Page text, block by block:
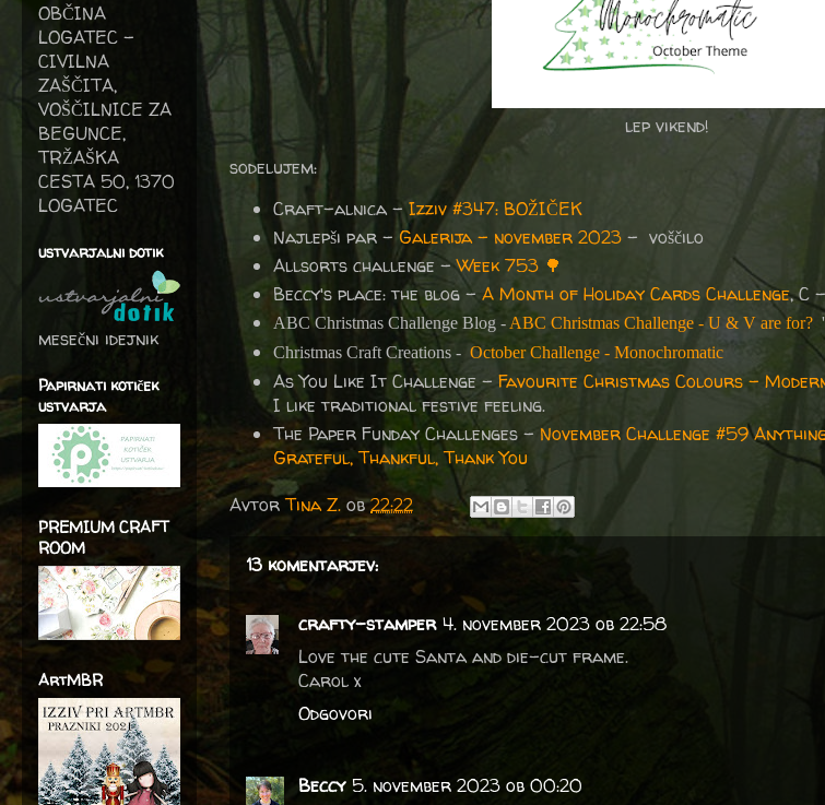
lep vikend!
sodelujem:
Craft-alnica -Izziv #347: BOŽIČEK
Najlepši par - Galerija – november 2023 - voščilo
Allsorts challenge -Week 753 🌳
Beccy's place: the blog - A Month of Holiday Cards Challenge, C
ABC Christmas Challenge Blog - ABC Christmas Challenge - U & V are for?
Christmas Craft Creations - October Challenge - Monochromatic
As You Like It Challenge - Favourite Christmas Colours -
I like traditional festive feeling.
The Paper Funday Challenges - November Challenge #59
Grateful, Thankful, Thank You
AvtorTina Z. ob22:22
13 komentarjev:
crafty-stamper 4. november 2023 ob 22:58
Love the cute Santa and die-cut frame.
Carol x
Odgovori
Beccy 5. november 2023 ob 00:20
OBČINA
LOGATEC -
CIVILNA
ZAŠČITA,
VOŠČILNICE ZA
BEGUNCE,
TRŽAŠKA
CESTA 50, 1370
LOGATEC
ustvarjalni dotik
mesečni idejnik
Papirnati kotiček
ustvarja
PREMIUM CRAFT
ROOM
ArtMBR